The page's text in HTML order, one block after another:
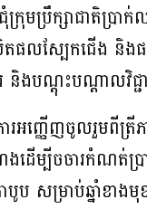
ក្រុមប្រឹក្សាជាតិប្រ
ផលស្បែកជើង និង
និងបណ្តុះបណ្តាលវិ
ការអញ្ញើញចូលរួ
ដើម្បីចចារកំណត់ប្
ប សម្រាប់ឆ្នាំខាង